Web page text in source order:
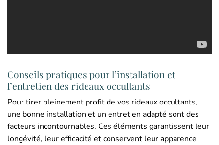
Conseils pratiques pour l’installation et
l’entretien des rideaux occultants
Pour tirer pleinement profit de vos rideaux occultants,
une bonne installation et un entretien adapté sont des
facteurs incontournables. Ces éléments garantissent leur
longévité, leur efficacité et conservent leur apparence